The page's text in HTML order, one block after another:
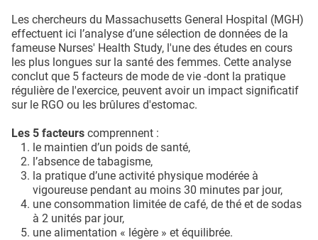
Les chercheurs du Massachusetts General Hospital (MGH)
effectuent ici l’analyse d’une sélection de données de la
fameuse Nurses' Health Study, l'une des études en cours
les plus longues sur la santé des femmes. Cette analyse
conclut que 5 facteurs de mode de vie -dont la pratique
régulière de l'exercice, peuvent avoir un impact significatif
sur le RGO ou les brûlures d'estomac.
Les 5 facteurs comprennent :
le maintien d’un poids de santé,
l’absence de tabagisme,
la pratique d’une activité physique modérée à
vigoureuse pendant au moins 30 minutes par jour,
une consommation limitée de café, de thé et de sodas
à 2 unités par jour,
une alimentation « légère » et équilibrée.